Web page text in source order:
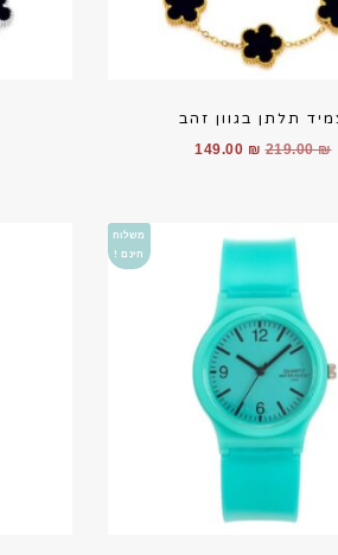
תלתן בגוון זהב
219.00₪
המחיר
149.00 ₪
המחיר
משלוח
חינם !